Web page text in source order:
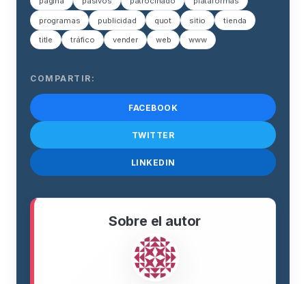
programas publicidad quot sitio tienda
title tráfico vender web www
COMPARTIR:
FACEBOOK
TWITTER
LINKEDIN
Sobre el autor